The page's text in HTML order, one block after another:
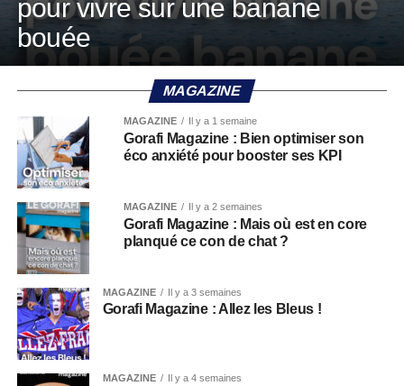
pour vivre sur une banane
bouée
MAGAZINE
MAGAZINE Il y a 1 semaine
Gorafi Magazine : Bien optimiser son
éco anxiété pour booster ses KPI
MAGAZINE Il y a 2 semaines
Gorafi Magazine : Mais où est en core
planqué ce con de chat ?
MAGAZINE Il y a 3 semaines
Gorafi Magazine : Allez les Bleus !
MAGAZINE Il y a 4 semaines